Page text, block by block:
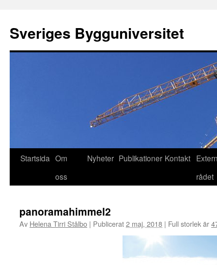
innehåll
Sveriges Bygguniversitet
Startsida Om
oss
Nyheter Publikationer Kontakt
rådet
panoramahimmel2
Av Helena Tirri Stålbo | Publicerat2 maj, 2018 | Full storlek är